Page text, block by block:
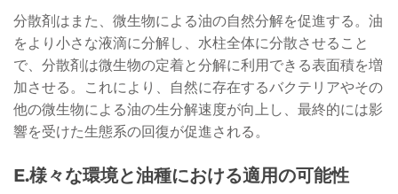
分散剤はまた、微生物による油の自然分解を促進する。油
をより小さな液滴に分解し、水柱全体に分散させること
で、分散剤は微生物の定着と分解に利用できる表面積を増
加させる。これにより、自然に存在するバクテリアやその
他の微生物による油の生分解速度が向上し、最終的には影
響を受けた生態系の回復が促進される。
E.様々な環境と油種における適用の可能性